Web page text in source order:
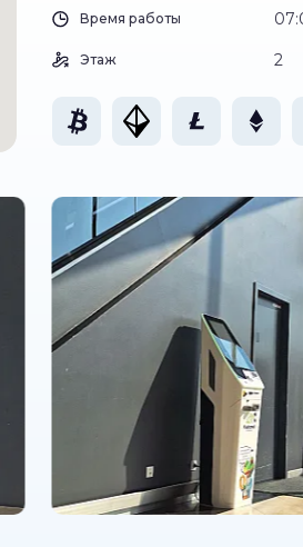
Время работы
Этаж 2